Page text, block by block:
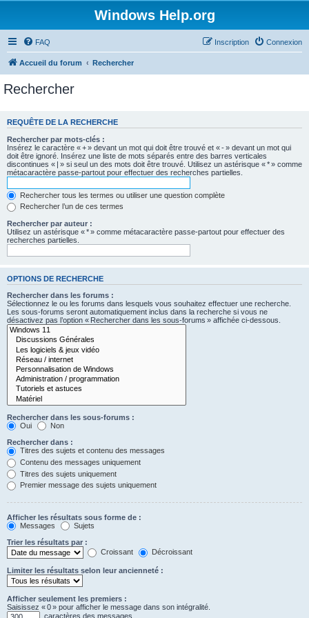
Windows Help.org
FAQ Connexion
Inscription
Accueil du forum Rechercher
Rechercher
REQUÊTE DE LA RECHERCHE
Rechercher par mots-clés :
Insérez le caractère « + » devant un mot qui doit être trouvé et « - » devant un mot qui
doit être ignoré. Insérez une liste de mots séparés entre des barres verticales
discontinues « | » si seul un des mots doit être trouvé. Utilisez un astérisque « * » comme
métacaractère passe-partout pour effectuer des recherches partielles.
Rechercher tous les termes ou utiliser une question complète
Rechercher l’un de ces termes
Rechercher par auteur :
Utilisez un astérisque « * » comme métacaractère passe-partout pour effectuer des
recherches partielles.
OPTIONS DE RECHERCHE
Rechercher dans les forums :
Sélectionnez le ou les forums dans lesquels vous souhaitez effectuer une recherche.
Les sous-forums seront automatiquement inclus dans la recherche si vous ne
désactivez pas l’option « Rechercher dans les sous-forums » affichée ci-dessous.
Rechercher dans les sous-forums :
Oui
Non
Rechercher dans :
Titres des sujets et contenu des messages
Contenu des messages uniquement
Titres des sujets uniquement
Premier message des sujets uniquement
Afficher les résultats sous forme de :
Messages
Sujets
Trier les résultats par :
Croissant
Décroissant
Limiter les résultats selon leur ancienneté :
Afficher seulement les premiers :
Saisissez « 0 » pour afficher le message dans son intégralité.
caractères des messages